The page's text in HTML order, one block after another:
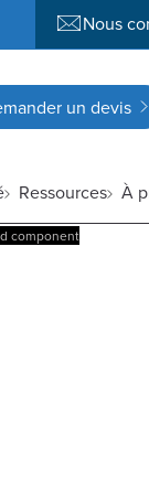
Nous
un devis
Ressources À